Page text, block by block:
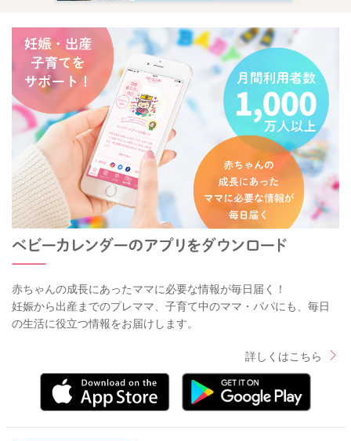
赤ちゃんの成長にあったママに必要な情報が毎日届く！
妊娠から出産までのプレママ、子育て中のママ・パパにも、毎日
の生活に役立つ情報をお届けします。
詳しくはこちら